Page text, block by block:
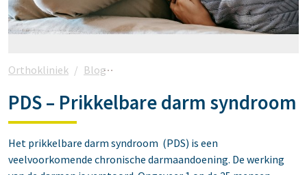
Orthokliniek Blog
PDS – Prikkelbare darm syndroom
Het prikkelbare darm syndroom (PDS) is een
veelvoorkomende chronische darmaandoening. De werking